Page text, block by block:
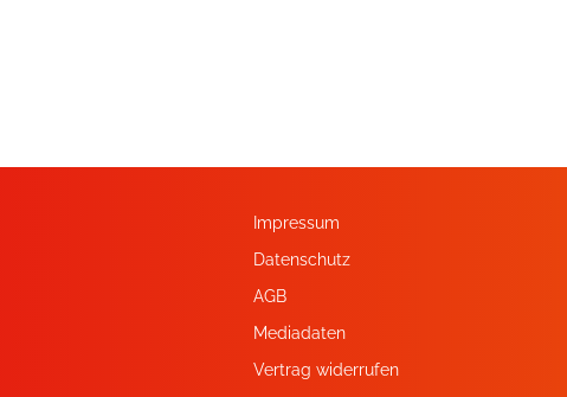
Impressum
Datenschutz
AGB
Mediadaten
Vertrag widerrufen